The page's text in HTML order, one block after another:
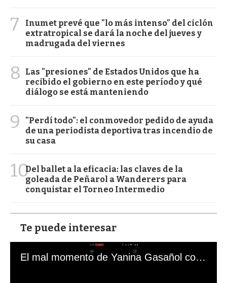
7
Inumet prevé que "lo más intenso" del ciclón
extratropical se dará la noche del jueves y
madrugada del viernes
8
Las "presiones" de Estados Unidos que ha
recibido el gobierno en este período y qué
diálogo se está manteniendo
9
"Perdí todo": el conmovedor pedido de ayuda
de una periodista deportiva tras incendio de
su casa
10Del ballet a la eficacia: las claves de la
goleada de Peñarol a Wanderers para
conquistar el Torneo Intermedio
Te puede interesar
El mal momento de Yanina Gasañol con un hincha argentino en "Subrayado"